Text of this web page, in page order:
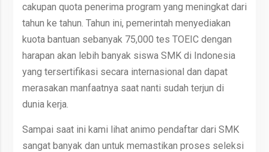
cakupan quota penerima program yang meningkat dari
tahun ke tahun. Tahun ini, pemerintah menyediakan
kuota bantuan sebanyak 75,000 tes TOEIC dengan
harapan akan lebih banyak siswa SMK di Indonesia
yang tersertifikasi secara internasional dan dapat
merasakan manfaatnya saat nanti sudah terjun di
dunia kerja.
Sampai saat ini kami lihat animo pendaftar dari SMK
sangat banyak dan untuk memastikan proses seleksi